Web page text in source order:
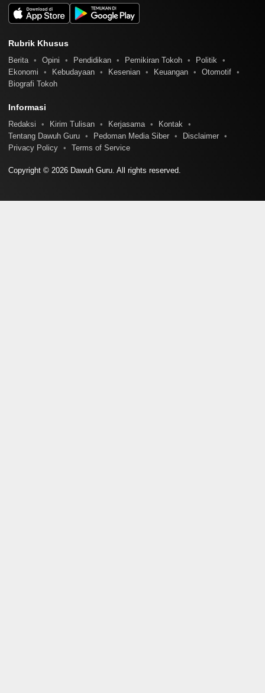
Rubrik Khusus
Berita Opini Pendidikan Pemikiran Tokoh
Politik
Ekonomi
Kebudayaan Kesenian Keuangan
Otomotif
Biografi Tokoh
Informasi
Redaksi Kirim Tulisan Kerjasama
Kontak
Tentang Dawuh Guru
Pedoman Media Siber
Disclaimer
Privacy Policy
Terms of Service
Copyright © 2026 Dawuh Guru. All rights reserved.